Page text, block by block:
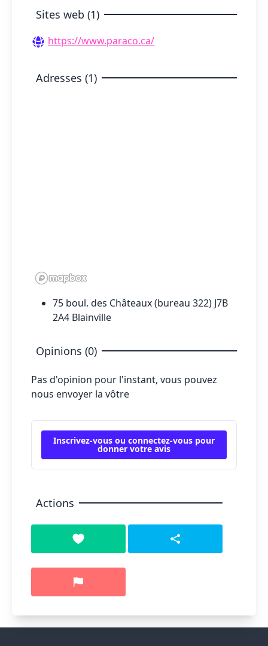
Sites web (1)
https://www.paraco.ca/
Adresses (1)
75 boul. des Châteaux (bureau 322) J7B
2A4 Blainville
Opinions (0)
Pas d'opinion pour l'instant, vous pouvez
nous envoyer la vôtre
Inscrivez-vous ou connectez-vous pour
donner votre avis
Actions